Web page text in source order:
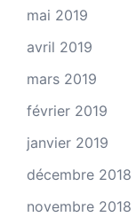
mai 2019
avril 2019
mars 2019
février 2019
janvier 2019
décembre 2018
novembre 2018